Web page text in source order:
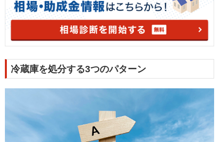
冷蔵庫を処分する3つのパターン